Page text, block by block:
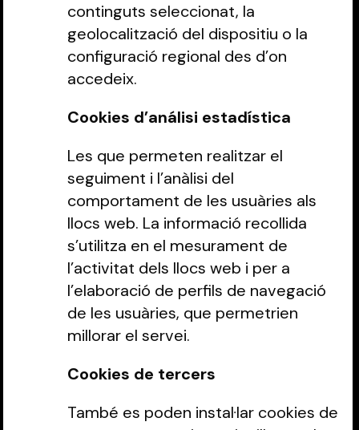
continguts seleccionat, la
geolocalització del dispositiu o la
configuració regional des d’on
accedeix.
Cookies d’análisi estadística
Les que permeten realitzar el
seguiment i l’anàlisi del
comportament de les usuàries als
llocs web. La informació recollida
s’utilitza en el mesurament de
l’activitat dels llocs web i per a
l’elaboració de perfils de navegació
de les usuàries, que permetrien
millorar el servei.
Cookies de tercers
També es poden instal·lar cookies de